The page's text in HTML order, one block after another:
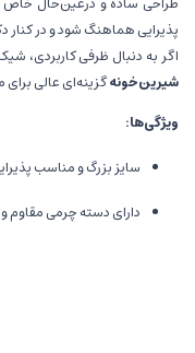
پذیرایی هماهنگ شود و در
اگر به دنبال ظرفی کاربردی،
شیرین‌خونهگزینه‌ای عالی
ویژگی‌ها:
سایز بزرگ و مناسب
دارای دسته چرمی مقاوم و